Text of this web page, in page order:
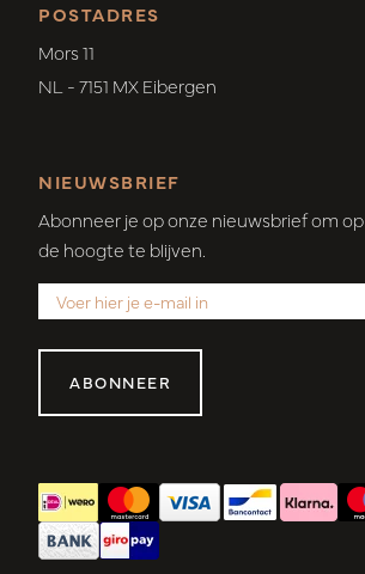
POSTADRES
Mors 11
NL - 7151 MX Eibergen
NIEUWSBRIEF
Abonneer je op onze nieuwsbrief om op
de hoogte te blijven.
ABONNEER